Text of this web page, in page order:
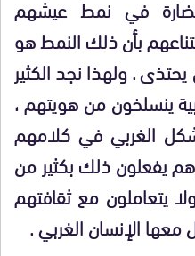
في نمط عيشهم
بأن ذلك النمط هو
. ولهذا نجد الكثير
ينسلخون من هويتهم ،
الغربي في كلامهم
يفعلون ذلك بكثير من
يتعاملون مع ثقافتهم
معها الإنسان الغربي .